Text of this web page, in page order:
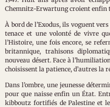
Chemnitz-Erwartung croient enfin
À bord de l’Exodus, ils voguent
tenace et une volonté de vivre
l’Histoire, une fois encore, se
britannique, trahisons
nouveau désert. Face à
choisissent la patience, d’autres la
Dans l’ombre, une jeunesse
pour que naisse enfin un État.
kibboutz fortifiés de Palestine et